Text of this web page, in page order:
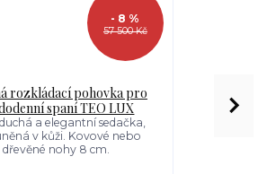
57 500 Kč
- 8 %
rozkládací pohovka pro
spaní TEO LUX
a elegantní sedačka,
v kůži. Kovové nebo
dřevěné nohy 8 cm.